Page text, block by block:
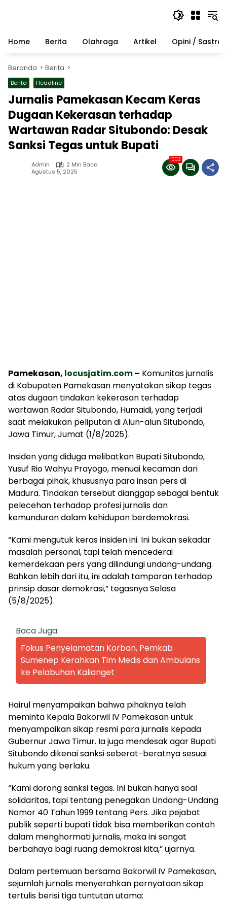
Home
Berita Olahraga Artikel Opini / Sastra
Beranda Berita
Berita Headline
Jurnalis Pamekasan Kecam Keras
Dugaan Kekerasan terhadap
Wartawan Radar Situbondo: Desak
Sanksi Tegas untuk Bupati
Admin
2 Min Baca
Agustus 5, 2025
1003
Pamekasan, locusjatim.com– Komunitas jurnalis
di Kabupaten Pamekasan menyatakan sikap tegas
atas dugaan tindakan kekerasan terhadap
wartawan Radar Situbondo, Humaidi, yang terjadi
saat melakukan peliputan di Alun-alun Situbondo,
Jawa Timur, Jumat (1/8/2025).
Insiden yang diduga melibatkan Bupati Situbondo,
Yusuf Rio Wahyu Prayogo, menuai kecaman dari
berbagai pihak, khususnya para insan pers di
Madura. Tindakan tersebut dianggap sebagai bentuk
pelecehan terhadap profesi jurnalis dan
kemunduran dalam kehidupan berdemokrasi.
“Kami mengutuk keras insiden ini. Ini bukan sekadar
masalah personal, tapi telah mencederai
kemerdekaan pers yang dilindungi undang-undang.
Bahkan lebih dari itu, ini adalah tamparan terhadap
prinsip dasar demokrasi,” tegasnya Selasa
(5/8/2025).
Baca Juga:
Fokus Penyelamatan Korban, Pemkab
Sumenep Kerahkan Tim Medis dan Ambulans
ke Pelabuhan Kalianget
Hairul menyampaikan bahwa pihaknya telah
meminta Kepala Bakorwil IV Pamekasan untuk
menyampaikan sikap resmi para jurnalis kepada
Gubernur Jawa Timur. Ia juga mendesak agar Bupati
Situbondo dikenai sanksi seberat-beratnya sesuai
hukum yang berlaku.
“Kami dorong sanksi tegas. Ini bukan hanya soal
solidaritas, tapi tentang penegakan Undang-Undang
Nomor 40 Tahun 1999 tentang Pers. Jika pejabat
publik seperti bupati tidak bisa memberikan contoh
dalam menghormati jurnalis, maka ini sangat
berbahaya bagi ruang demokrasi kita,” ujarnya.
Dalam pertemuan bersama Bakorwil IV Pamekasan,
sejumlah jurnalis menyerahkan pernyataan sikap
tertulis berisi tiga tuntutan utama: